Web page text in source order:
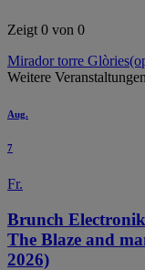
Zeigt 0 von 0
Mirador torre Glòries
Weitere
Aug.
7
Fr.
Brunch
The Blaze and
2026)